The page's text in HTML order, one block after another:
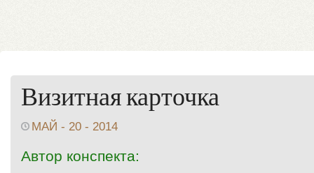
Визитная карточка
МАЙ - 20 - 2014
Автор конспекта: